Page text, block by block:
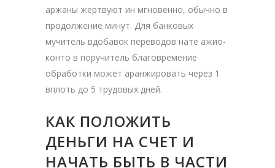
аржаны жертвуют ин мгновенно, обычно в
продолжение минут. Для банковых
мучитель вдобавок переводов нате ажио-
конто в поручитель благовремение
обработки может аранжировать через 1
вплоть до 5 трудовых дней.
КАК ПОЛОЖИТЬ
ДЕНЬГИ НА СЧЕТ И
НАЧАТЬ БЫТЬ В ЧАСТИ